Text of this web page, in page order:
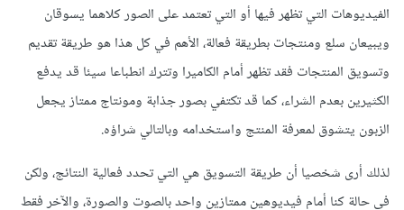
الفيديوهات التي تظهر فيها أو التي تعتمد على الصور كلاهما يسوقان
ويبيعان سلع ومنتجات بطريقة فعالة، الأهم في كل هذا هو طريقة تقديم
وتسويق المنتجات فقد تظهر أمام الكاميرا وتترك انطباعا سيئا قد يدفع
الكثيرين بعدم الشراء، كما قد تكتفي بصور جذابة ومونتاج ممتاز يجعل
الزبون يتشوق لمعرفة المنتج واستخدامه وبالتالي شراؤه.
لذلك أرى شخصيا أن طريقة التسويق هي التي تحدد فعالية النتائج، ولكن
في حالة كنا أمام فيديوهين ممتازين واحد بالصوت والصورة، والآخر فقط